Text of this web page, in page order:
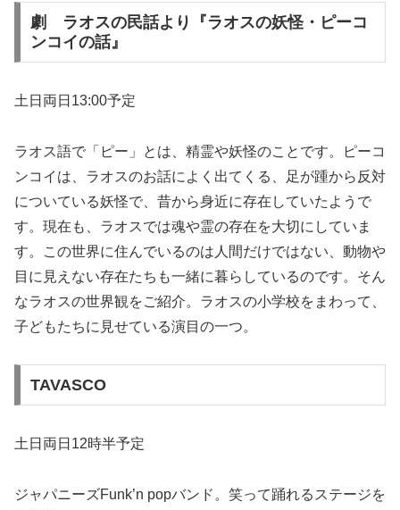
劇 ラオスの民話より『ラオスの妖怪・ピーコ
ンコイの話』
土日両日13:00予定
ラオス語で「ピー」とは、精霊や妖怪のことです。ピーコ
ンコイは、ラオスのお話によく出てくる、足が踵から反対
についている妖怪で、昔から身近に存在していたようで
す。現在も、ラオスでは魂や霊の存在を大切にしていま
す。この世界に住んでいるのは人間だけではない、動物や
目に見えない存在たちも一緒に暮らしているのです。そん
なラオスの世界観をご紹介。ラオスの小学校をまわって、
子どもたちに見せている演目の一つ。
TAVASCO
土日両日12時半予定
ジャパニーズFunk’n popバンド。笑って踊れるステージを